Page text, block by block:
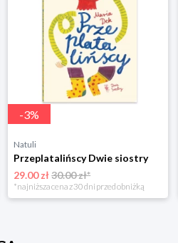
-3%
Natuli
Przeplatalińscy Dwie siostry
29.00 zł30.00 zł*
*najniższa cena z 30 dni przed obniżką